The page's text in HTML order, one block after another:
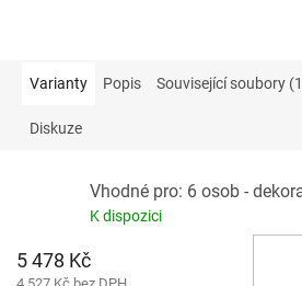
Varianty Popis Související soubory
Diskuze
Vhodné pro: 6 osob -
K dispozici
5 478 Kč